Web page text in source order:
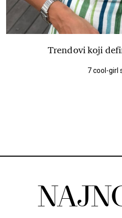
Trendovi koji
7 cool-girl